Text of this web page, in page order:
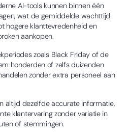
AI-tools kunnen binnen één
wat de gemiddelde wachttijd
hogere klanttevredenheid en
aankopen.
zoals Black Friday of de
honderden of zelfs duizenden
zonder extra personeel aan
altijd dezelfde accurate informatie,
klantervaring zonder variatie in
of stemmingen.